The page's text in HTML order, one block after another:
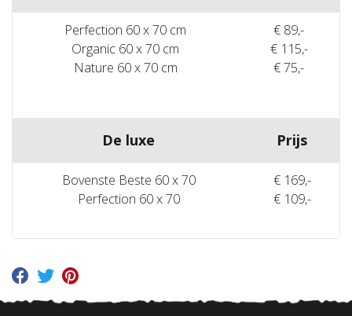
Perfection 60 x 70 cm
€ 89,-
Organic 60 x 70 cm
€ 115,-
Nature 60 x 70 cm
€ 75,-
De luxe Prijs
Bovenste Beste 60 x 70
€ 169,-
Perfection 60 x 70
€ 109,-